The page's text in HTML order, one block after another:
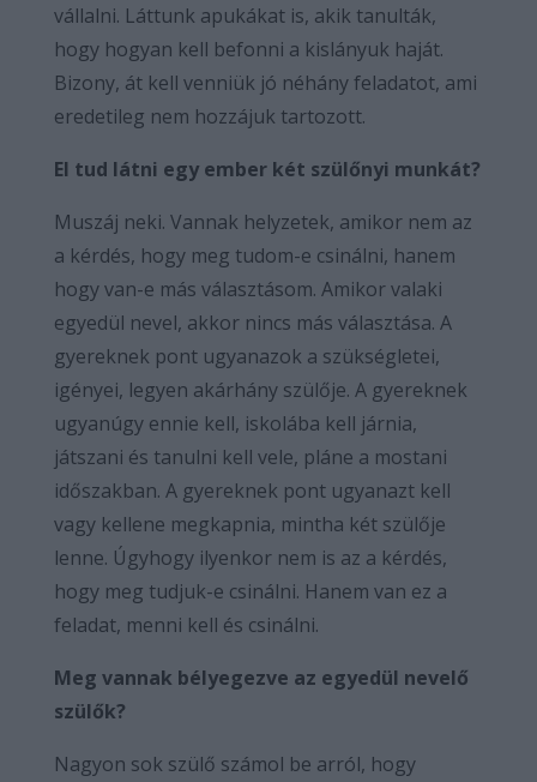
vállalni. Láttunk apukákat is, akik tanulták,
hogy hogyan kell befonni a kislányuk haját.
Bizony, át kell venniük jó néhány feladatot, ami
eredetileg nem hozzájuk tartozott.
El tud látni egy ember két szülőnyi munkát?
Muszáj neki. Vannak helyzetek, amikor nem az
a kérdés, hogy meg tudom-e csinálni, hanem
hogy van-e más választásom. Amikor valaki
egyedül nevel, akkor nincs más választása. A
gyereknek pont ugyanazok a szükségletei,
igényei, legyen akárhány szülője. A gyereknek
ugyanúgy ennie kell, iskolába kell járnia,
játszani és tanulni kell vele, pláne a mostani
időszakban. A gyereknek pont ugyanazt kell
vagy kellene megkapnia, mintha két szülője
lenne. Úgyhogy ilyenkor nem is az a kérdés,
hogy meg tudjuk-e csinálni. Hanem van ez a
feladat, menni kell és csinálni.
Meg vannak bélyegezve az egyedül nevelő
szülők?
Nagyon sok szülő számol be arról, hogy